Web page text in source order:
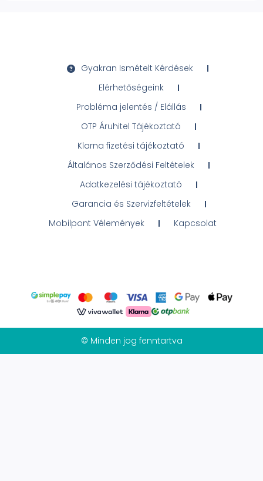
Gyakran Ismételt Kérdések
Elérhetőségeink
Probléma jelentés / Elállás
OTP Áruhitel Tájékoztató
Klarna fizetési tájékoztató
Általános Szerződési Feltételek
Adatkezelési tájékoztató
Garancia és Szervizfeltételek
Mobilpont Vélemények
Kapcsolat
© Minden jog fenntartva